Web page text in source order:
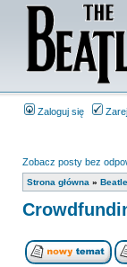
Zaloguj się
Zobacz posty bez
Strona główna »